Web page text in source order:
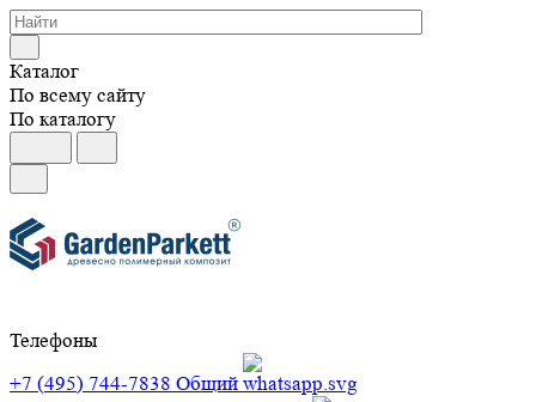
Каталог
По всему сайту
По каталогу
Телефоны
+7 (495) 744-7838 Общий